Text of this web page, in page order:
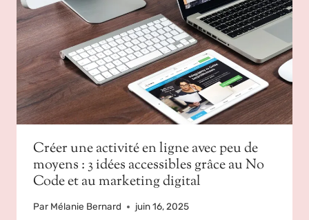
Créer une activité en ligne avec peu de
moyens : 3 idées accessibles grâce au No
Code et au marketing digital
Par Mélanie Bernard juin 16, 2025